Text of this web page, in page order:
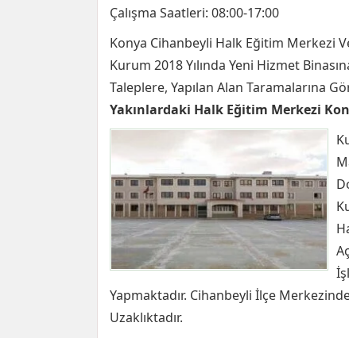
Çalışma Saatleri: 08:00-17:00
Konya Cihanbeyli Halk Eğitim Merkezi
Kurum 2018 Yılında Yeni Hizmet
Taleplere, Yapılan Alan Taramalarına
Yakınlardaki Halk Eğitim Merkezi
Yapmaktadır. Cihanbeyli İlçe
Uzaklıktadır.